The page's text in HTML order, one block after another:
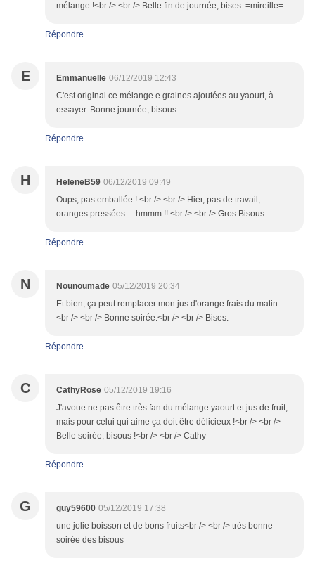
mélange !<br /> <br /> Belle fin de journée, bises. =mireille=
Répondre
E Emmanuelle 06/12/2019 12:43
C'est original ce mélange e graines ajoutées au yaourt, à
essayer. Bonne journée, bisous
Répondre
H HeleneB59 06/12/2019 09:49
Oups, pas emballée ! <br /> <br /> Hier, pas de travail,
oranges pressées ... hmmm !! <br /> <br /> Gros Bisous
Répondre
N Nounoumade 05/12/2019 20:34
Et bien, ça peut remplacer mon jus d'orange frais du matin . . .
<br /> <br /> Bonne soirée.<br /> <br /> Bises.
Répondre
C CathyRose 05/12/2019 19:16
J'avoue ne pas être très fan du mélange yaourt et jus de fruit,
mais pour celui qui aime ça doit être délicieux !<br /> <br />
Belle soirée, bisous !<br /> <br /> Cathy
Répondre
G guy59600 05/12/2019 17:38
une jolie boisson et de bons fruits<br /> <br /> très bonne
soirée des bisous